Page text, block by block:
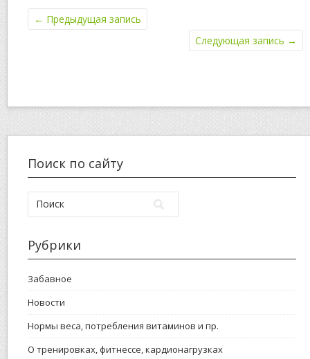
← Предыдущая запись
Следующая запись →
Поиск по сайту
Рубрики
Забавное
Новости
Нормы веса, потребления витаминов и пр.
О тренировках, фитнессе, кардионагрузках